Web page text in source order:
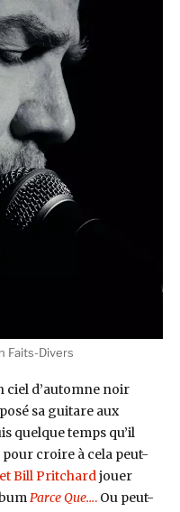
Faits-Divers
ciel d’automne noir
sa guitare aux
quelque temps qu’il
croire à cela peut-
Bill Pritchardjouer
Parce Que….Ou peut-